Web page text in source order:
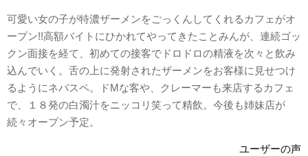
可愛い女の子が特濃ザーメンをごっくんしてくれるカフェがオ
ープン!!高額バイトにひかれてやってきたことみんが、連続ゴッ
クン面接を経て、初めての接客でドロドロの精液を次々と飲み
込んでいく。舌の上に発射されたザーメンをお客様に見せつけ
るようにネバスペ。ドMな客や、クレーマーも来店するカフェ
で、１８発の白濁汁をニッコリ笑って精飲。今後も姉妹店が
続々オープン予定。
ユーザーの声